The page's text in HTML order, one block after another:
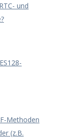
und
Methoden
(z.B.